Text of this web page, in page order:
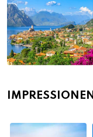
IMPRESSIONEN